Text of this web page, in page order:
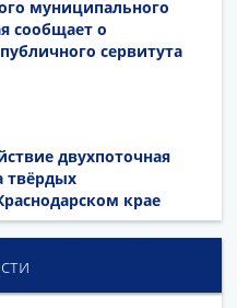
муниципального
сообщает о
сервитута
двухпоточная
твёрдых
крае